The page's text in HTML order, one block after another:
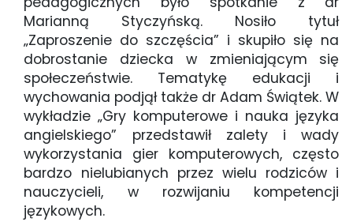
Marianną Styczyńską. Nosiło tytuł
„Zaproszenie do szczęścia” i skupiło się na
dobrostanie dziecka w zmieniającym się
społeczeństwie. Tematykę edukacji i
wychowania podjął także dr Adam Świątek. W
wykładzie „Gry komputerowe i nauka języka
angielskiego” przedstawił zalety i wady
wykorzystania gier komputerowych, często
bardzo nielubianych przez wielu rodziców i
nauczycieli, w rozwijaniu kompetencji
językowych.